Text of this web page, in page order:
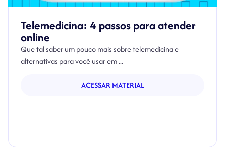
Telemedicina: 4 passos para atender
online
Que tal saber um pouco mais sobre telemedicina e
alternativas para você usar em ...
ACESSAR MATERIAL